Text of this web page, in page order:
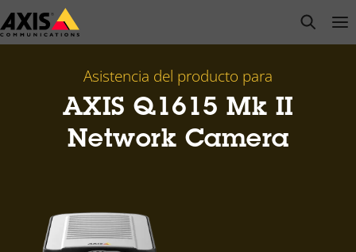
Saltar
al
open
Asistencia del producto para
AXIS Q1615 Mk II
Network Camera